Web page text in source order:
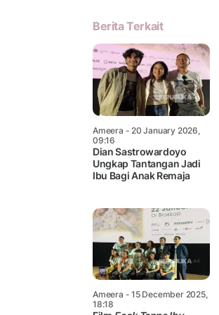
Berita Terkait
Ameera - 20 January 2026,
09:16
Dian Sastrowardoyo
Ungkap Tantangan Jadi
Ibu Bagi Anak Remaja
Ameera - 15 December 2025,
18:18